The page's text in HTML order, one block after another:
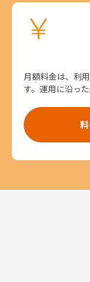
月額料金は、利
す。運用に沿っ